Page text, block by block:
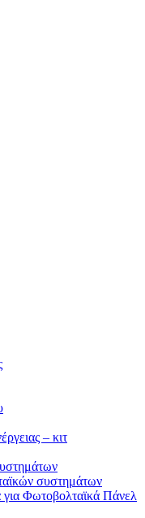
– κιτ
συστημάτων
Φωτοβολταϊκά Πάνελ